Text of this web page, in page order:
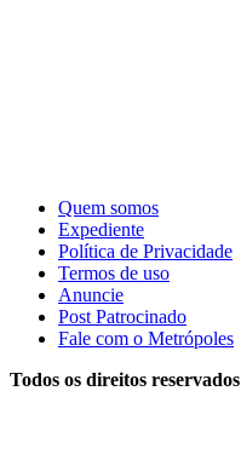
Quem somos
Expediente
Política de Privacidade
Termos de uso
Anuncie
Post Patrocinado
Fale com o Metrópoles
Todos os direitos reservados